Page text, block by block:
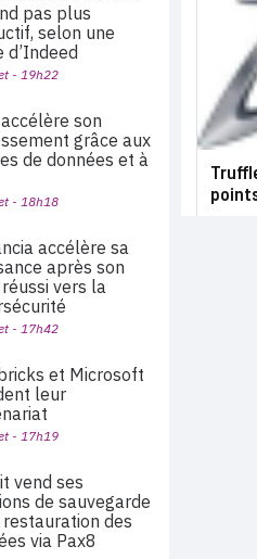
pas plus
selon une
d’Indeed
- 19h22
son
grâce aux
de données et à
- 18h18
accélère sa
après son
vers la
- 17h42
et Microsoft
leur
- 17h19
vend ses
de sauvegarde
des
via Pax8